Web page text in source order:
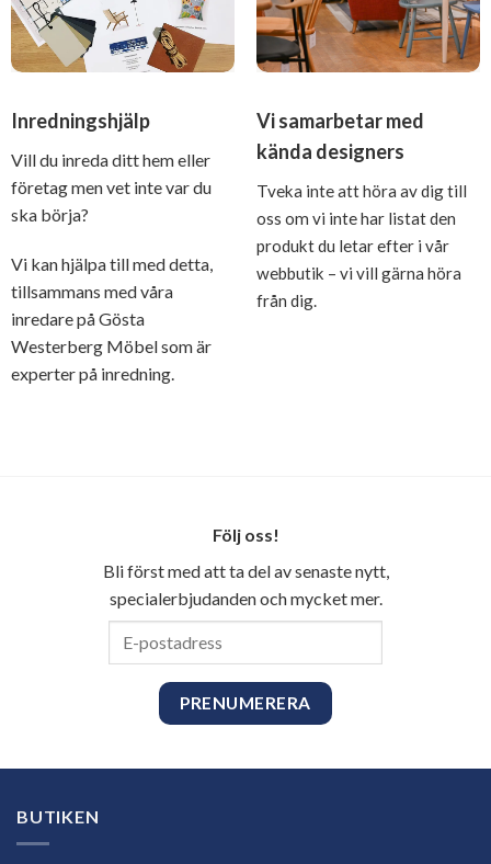
Inredningshjälp
Vill du inreda ditt hem eller
företag men vet inte var du
ska börja?
Vi kan hjälpa till med detta,
tillsammans med våra
inredare på Gösta
Westerberg Möbel som är
experter på inredning.
Vi samarbetar med
kända designers
Tveka inte att höra av dig till
oss om vi inte har listat den
produkt du letar efter i vår
webbutik – vi vill gärna höra
från dig.
Följ oss!
Bli först med att ta del av senaste nytt,
specialerbjudanden och mycket mer.
BUTIKEN